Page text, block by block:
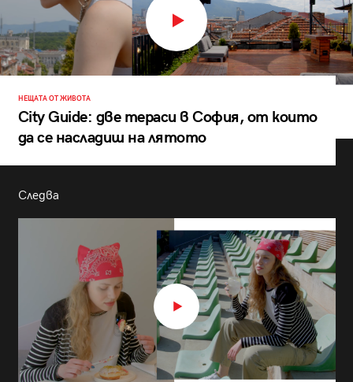
НЕЩАТА ОТ ЖИВОТА
City Guide: две тераси в София, от които
да се насладиш на лятото
Следва